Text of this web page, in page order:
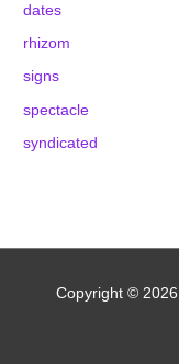
dates
rhizom
signs
spectacle
syndicated
Copyright © 2026